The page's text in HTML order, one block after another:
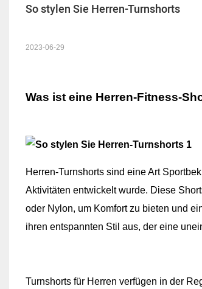
So stylen Sie Herren-Turnshorts
2023-06-29
Was ist eine Herren-Fitness-
Herren-Turnshorts sind eine Art
Aktivitäten entwickelt wurde. Diese
oder Nylon, um Komfort zu bieten und
ihren entspannten Stil aus, der eine
Turnshorts für Herren verfügen in der